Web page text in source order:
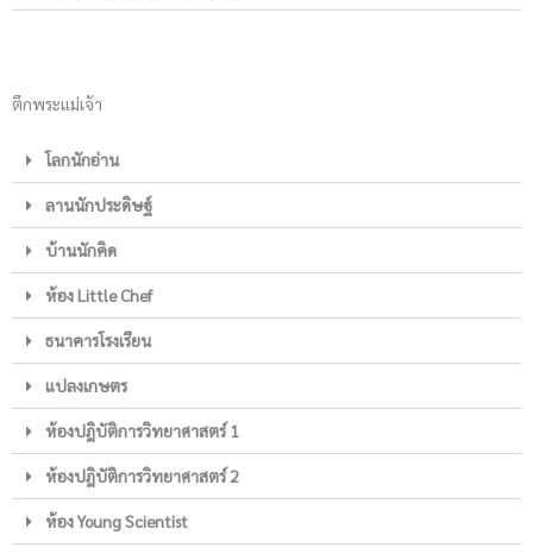
ตึกพระแม่เจ้า
โลกนักอ่าน
ลานนักประดิษฐ์
บ้านนักคิด
ห้อง Little Chef
ธนาคารโรงเรียน
แปลงเกษตร
ห้องปฎิบัติการวิทยาศาสตร์ 1
ห้องปฎิบัติการวิทยาศาสตร์ 2
ห้อง Young Scientist